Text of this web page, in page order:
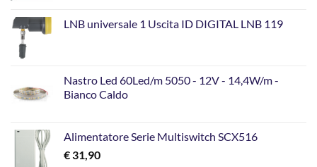
LNB universale 1 Uscita ID DIGITAL LNB 119
Nastro Led 60Led/m 5050 - 12V - 14,4W/m -
Bianco Caldo
Alimentatore Serie Multiswitch SCX516
€ 31,90